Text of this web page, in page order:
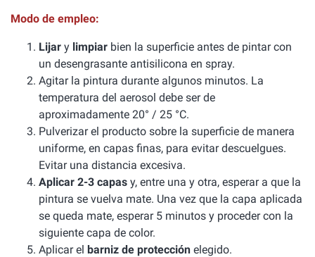
Modo de empleo:
Lijar y limpiar bien la superficie antes de pintar con
un desengrasante antisilicona en spray.
Agitar la pintura durante algunos minutos. La
temperatura del aerosol debe ser de
aproximadamente 20° / 25 °C.
Pulverizar el producto sobre la superficie de manera
uniforme, en capas finas, para evitar descuelgues.
Evitar una distancia excesiva.
Aplicar 2-3 capas y, entre una y otra, esperar a que la
pintura se vuelva mate. Una vez que la capa aplicada
se queda mate, esperar 5 minutos y proceder con la
siguiente capa de color.
Aplicar el barniz de protección elegido.